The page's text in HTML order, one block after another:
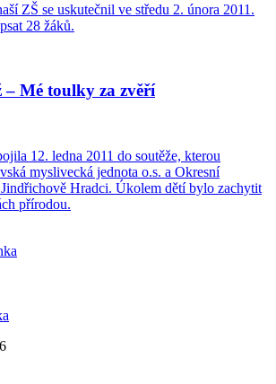
ZŠ se uskutečnil ve středu 2. února 2011.
28 žáků.
– Mé toulky za zvěří
12. ledna 2011 do soutěže, kterou
myslivecká jednota o.s. a Okresní
Hradci. Úkolem dětí bylo zachytit
přírodou.